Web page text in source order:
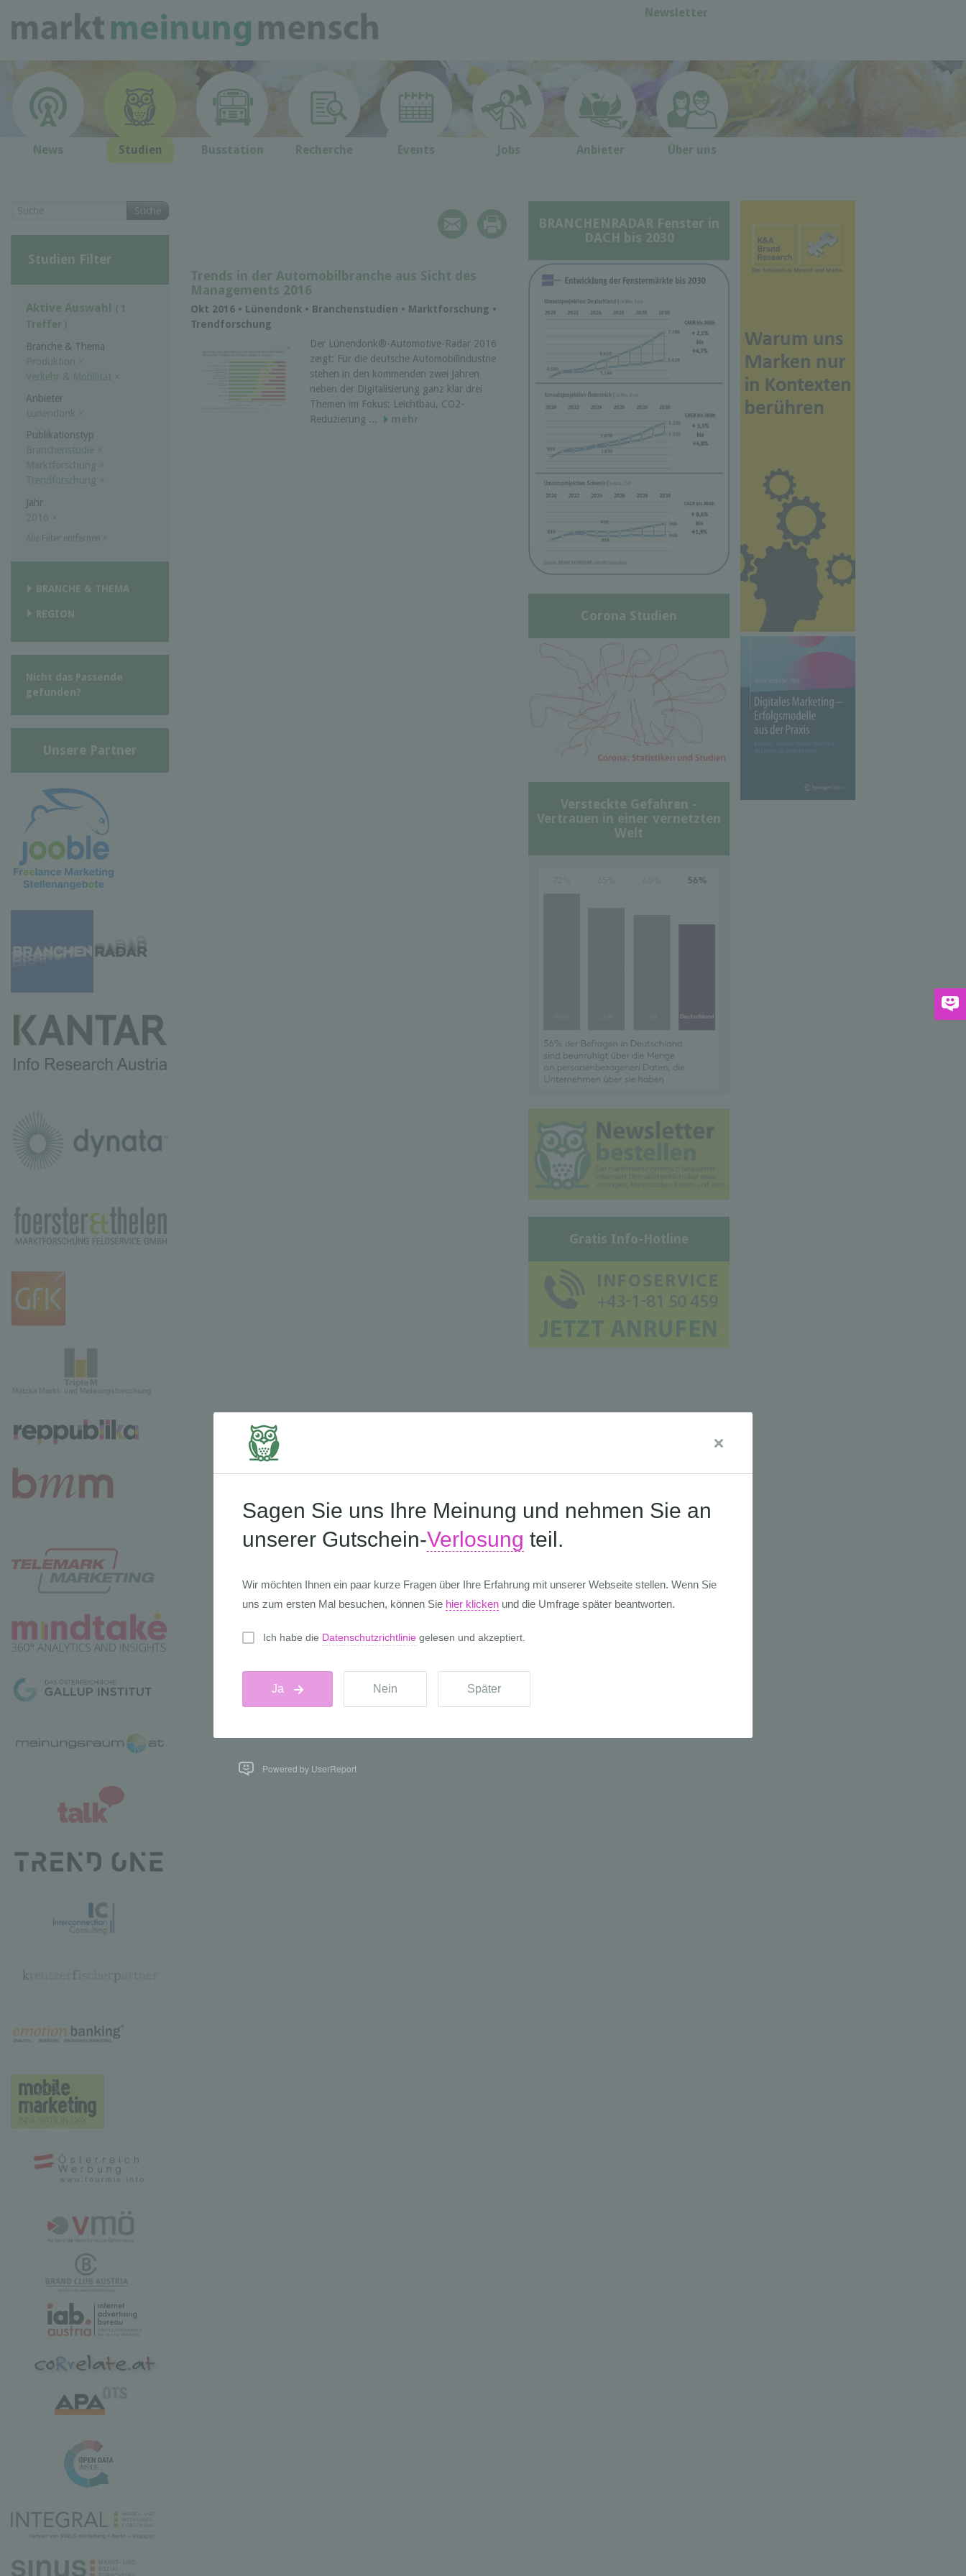
Newsletter
News Studien Busstation Recherche Events Jobs Anbieter Über uns
Trends in der Automobilbranche aus Sicht des
Managements 2016
Okt 2016 • Lünendonk • Branchenstudien • Marktforschung •
Trendforschung
Der Lünendonk®-Automotive-Radar 2016
zeigt: Für die deutsche Automobilindustrie
stehen in den kommenden zwei Jahren
neben der Digitalisierung ganz klar drei
Themen im Fokus: Leichtbau, CO2-
Reduzierung ...
mehr
Suche
Studien Filter
Aktive Auswahl ( 1
Treffer )
Branche & Thema
Produktion ×
Verkehr & Mobilität ×
Anbieter
Lünendonk ×
Publikationstyp
Branchenstudie ×
Marktforschung ×
Trendforschung ×
Jahr
2016 ×
BRANCHE & THEMA
REGION
Nicht das Passende
gefunden?
Unsere Partner
BRANCHENRADAR Fenster in
DACH bis 2030
Corona Studien
Versteckte Gefahren -
Vertrauen in einer vernetzten
Welt
Gratis Info-Hotline
Powered by UserReport